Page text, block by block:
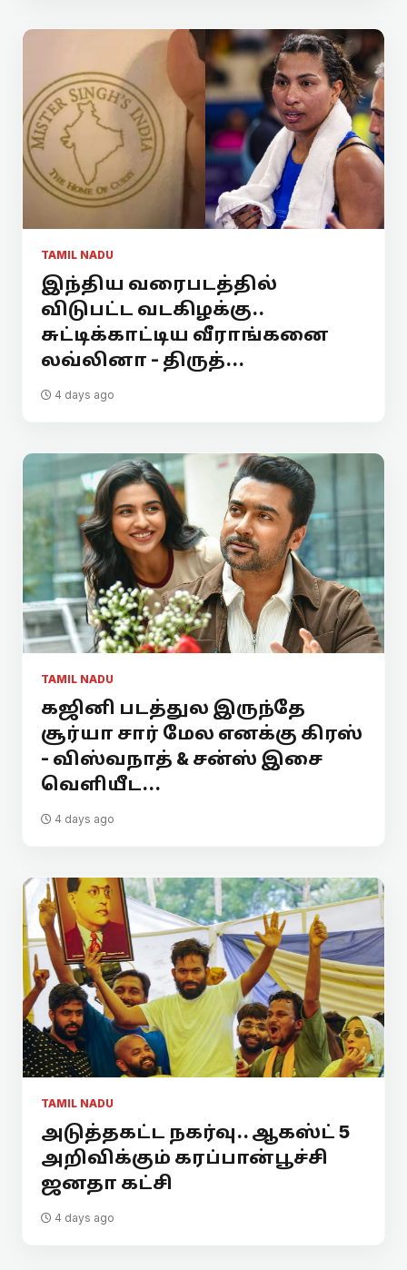
TAMIL NADU
இந்திய வரைபடத்தில்
விடுபட்ட வடகிழக்கு..
சுட்டிக்காட்டிய வீராங்கனை
லவ்லினா - திருத்...
4 days ago
TAMIL NADU
கஜினி படத்துல இருந்தே
சூர்யா சார் மேல எனக்கு கிரஸ்
- விஸ்வநாத் & சன்ஸ் இசை
வெளியீட...
4 days ago
TAMIL NADU
அடுத்தகட்ட நகர்வு.. ஆகஸ்ட் 5
அறிவிக்கும் கரப்பான்பூச்சி
ஜனதா கட்சி
4 days ago